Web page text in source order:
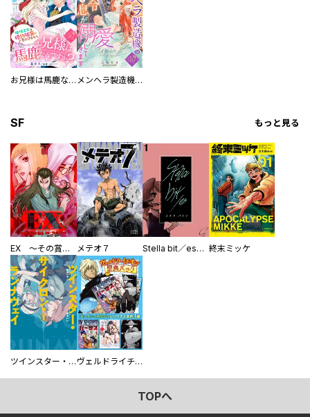
お兄様は馬鹿なんですか？～地味王女は婚約破棄に巻き込まれる～ メンヘラ製造機の公爵令息（過保護）が溺愛してきます
SF もっと見る
EX ～その賞金稼ぎは、世界の出口を探す～【単行本版】 メテオ７ Stella bit／es【単話版】 終末ミッケ
ツインスター・サイクロン・ランナウェイ ヴェルドライチオシ聖典パック 『転スラ』ミニ画集付き シリウス人気作３選
TOPへ